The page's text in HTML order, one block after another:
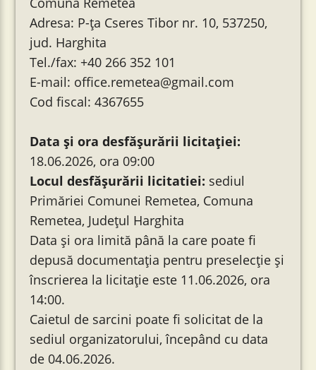
Adresa: P-ța Cseres Tibor nr. 10, 537250,
jud. Harghita
Tel./fax: +40 266 352 101
E-mail: office.remetea@gmail.com
Cod fiscal: 4367655
Data și ora desfăşurării licitației:
18.06.2026, ora 09:00
Locul desfăşurării licitatiei: sediul
Primăriei Comunei Remetea, Comuna
Remetea, Județul Harghita
Data şi ora limită până la care poate fi
depusă documentația pentru preselecție şi
înscrierea la licitație este 11.06.2026, ora
14:00.
Caietul de sarcini poate fi solicitat de la
sediul organizatorului, începând cu data
de 04.06.2026.